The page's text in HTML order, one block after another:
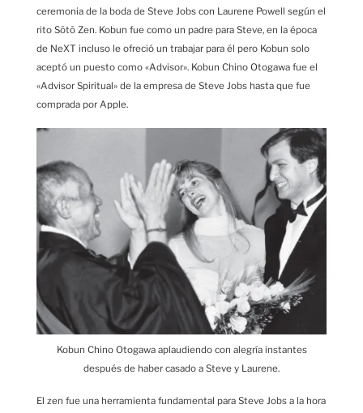
ceremonia de la boda de Steve Jobs con Laurene Powell según el
rito Sōtō Zen. Kobun fue como un padre para Steve, en la época
de NeXT incluso le ofreció un trabajar para él pero Kobun solo
aceptó un puesto como «Advisor». Kobun Chino Otogawa fue el
«Advisor Spiritual» de la empresa de Steve Jobs hasta que fue
comprada por Apple.
Kobun Chino Otogawa aplaudiendo con alegría instantes
después de haber casado a Steve y Laurene.
El zen fue una herramienta fundamental para Steve Jobs a la hora